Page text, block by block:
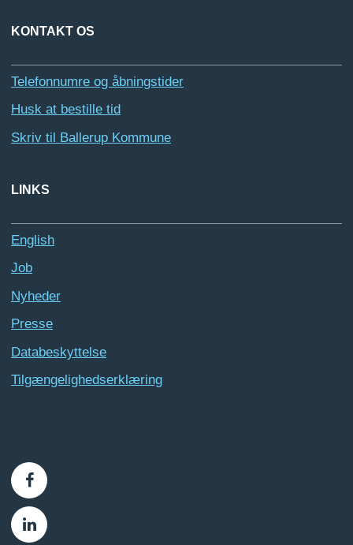
KONTAKT OS
Telefonnumre og åbningstider
Husk at bestille tid
Skriv til Ballerup Kommune
LINKS
English
Job
Nyheder
Presse
Databeskyttelse
Tilgængelighedserklæring